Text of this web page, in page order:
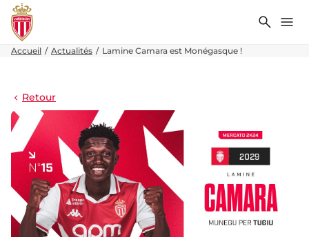
Accueil Actualités Lamine Camara est Monégasque !
Retour